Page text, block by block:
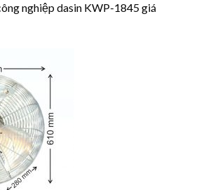
nghiệp dasin KWP-1845 giá